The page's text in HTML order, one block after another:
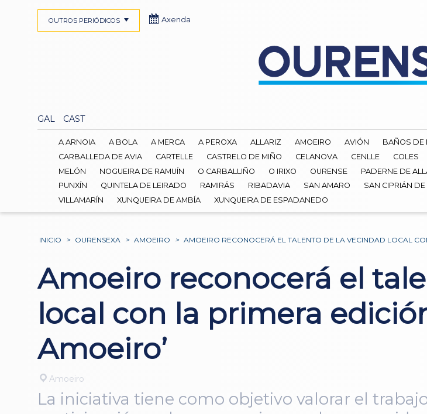
GAL CAST
OUTROS PERIÓDICOS Axenda
A ARNOIA A BOLA A MERCA A PEROXA ALLARIZ AMOEIRO AVIÓN BAÑOS DE
CARBALLEDA DE AVIA
CARTELLE CASTRELO DE MIÑO CELANOVA CENLLE COLES
MELÓN
NOGUEIRA DE RAMUÍN O CARBALLIÑO O IRIXO OURENSE PADERNE DE
PUNXÍN
QUINTELA DE LEIRADO RAMIRÁS RIBADAVIA SAN AMARO SAN CIPRIÁN DE
VILLAMARÍN
XUNQUEIRA DE AMBÍA XUNQUEIRA DE ESPADANEDO
INICIO > OURENSEXA > AMOEIRO > AMOEIRO RECONOCERÁ EL TALENTO DE LA VECINDAD LOCAL
Amoeiro reconocerá el
local con la primera
Amoeiro’
Amoeiro
La iniciativa tiene como objetivo valorar el